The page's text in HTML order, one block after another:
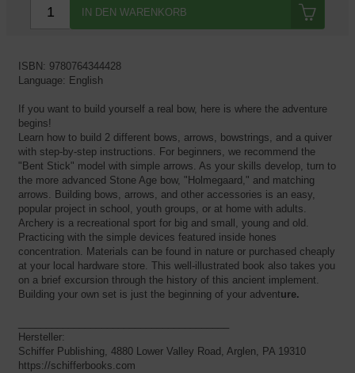
IN DEN WARENKORB
ISBN: 9780764344428
Language: English
If you want to build yourself a real bow, here is where the adventure
begins!
Learn how to build 2 different bows, arrows, bowstrings, and a quiver
with step-by-step instructions. For beginners, we recommend the
"Bent Stick" model with simple arrows. As your skills develop, turn to
the more advanced Stone Age bow, "Holmegaard," and matching
arrows. Building bows, arrows, and other accessories is an easy,
popular project in school, youth groups, or at home with adults.
Archery is a recreational sport for big and small, young and old.
Practicing with the simple devices featured inside hones
concentration. Materials can be found in nature or purchased cheaply
at your local hardware store. This well-illustrated book also takes you
on a brief excursion through the history of this ancient implement.
Building your own set is just the beginning of your adventure.
Hersteller:
Schiffer Publishing, 4880 Lower Valley Road, Arglen, PA 19310
​​​​​​​https://schifferbooks.com